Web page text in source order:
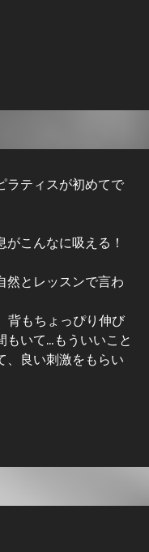
ラティスが初めてで
こんなに吸える！
然とレッスンで言わ
背もちょっぴり伸び
もいて…もういいこと
、良い刺激をもらい